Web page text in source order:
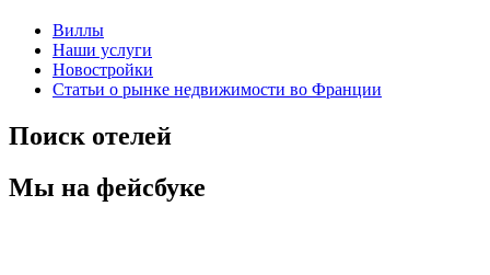
Виллы
Наши услуги
Новостройки
Статьи о рынке недвижимости во Франции
Поиск отелей
Мы на фейсбуке